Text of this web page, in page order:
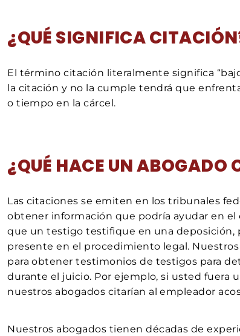
¿QUÉ SIGNIFICA
El término citación literalmente significa
la citación y no la cumple tendrá que
o tiempo en la cárcel.
¿QUÉ HACE UN ABOGADO
Las citaciones se emiten en los tribunales
obtener información que podría ayudar en el
que un testigo testifique en una deposición,
presente en el procedimiento legal.
para obtener testimonios de testigos para
durante el juicio. Por ejemplo, si usted fuera
nuestros abogados citarían al empleador
Nuestros abogados tienen décadas de